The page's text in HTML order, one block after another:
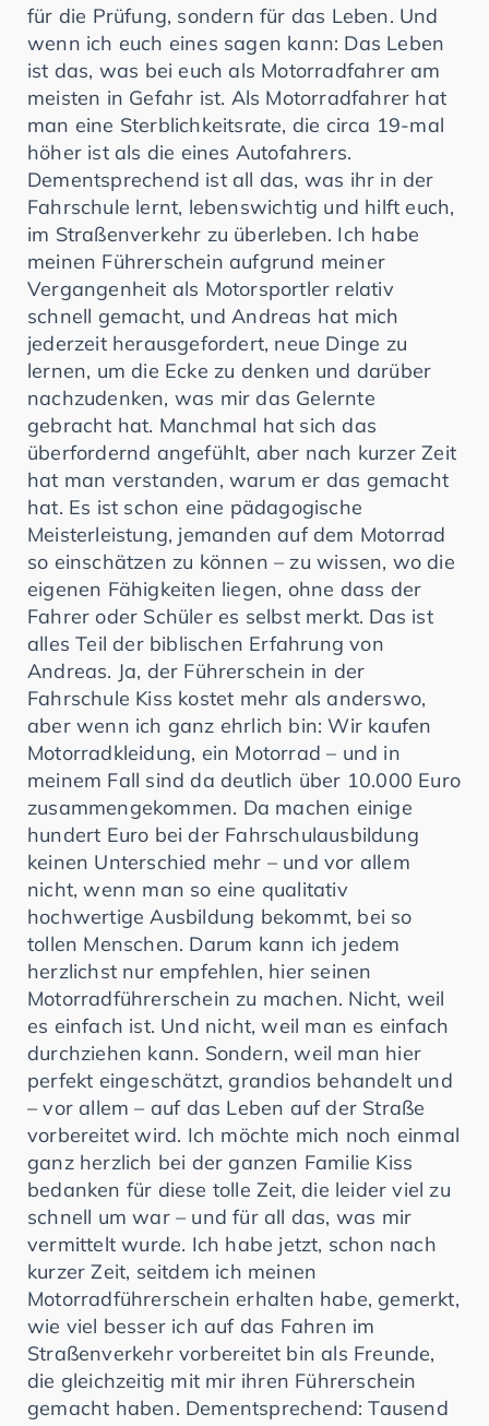
für die Prüfung, sondern für das Leben. Und
wenn ich euch eines sagen kann: Das Leben
ist das, was bei euch als Motorradfahrer am
meisten in Gefahr ist. Als Motorradfahrer hat
man eine Sterblichkeitsrate, die circa 19-mal
höher ist als die eines Autofahrers.
Dementsprechend ist all das, was ihr in der
Fahrschule lernt, lebenswichtig und hilft euch,
im Straßenverkehr zu überleben. Ich habe
meinen Führerschein aufgrund meiner
Vergangenheit als Motorsportler relativ
schnell gemacht, und Andreas hat mich
jederzeit herausgefordert, neue Dinge zu
lernen, um die Ecke zu denken und darüber
nachzudenken, was mir das Gelernte
gebracht hat. Manchmal hat sich das
überfordernd angefühlt, aber nach kurzer Zeit
hat man verstanden, warum er das gemacht
hat. Es ist schon eine pädagogische
Meisterleistung, jemanden auf dem Motorrad
so einschätzen zu können – zu wissen, wo die
eigenen Fähigkeiten liegen, ohne dass der
Fahrer oder Schüler es selbst merkt. Das ist
alles Teil der biblischen Erfahrung von
Andreas. Ja, der Führerschein in der
Fahrschule Kiss kostet mehr als anderswo,
aber wenn ich ganz ehrlich bin: Wir kaufen
Motorradkleidung, ein Motorrad – und in
meinem Fall sind da deutlich über 10.000 Euro
zusammengekommen. Da machen einige
hundert Euro bei der Fahrschulausbildung
keinen Unterschied mehr – und vor allem
nicht, wenn man so eine qualitativ
hochwertige Ausbildung bekommt, bei so
tollen Menschen. Darum kann ich jedem
herzlichst nur empfehlen, hier seinen
Motorradführerschein zu machen. Nicht, weil
es einfach ist. Und nicht, weil man es einfach
durchziehen kann. Sondern, weil man hier
perfekt eingeschätzt, grandios behandelt und
– vor allem – auf das Leben auf der Straße
vorbereitet wird. Ich möchte mich noch einmal
ganz herzlich bei der ganzen Familie Kiss
bedanken für diese tolle Zeit, die leider viel zu
schnell um war – und für all das, was mir
vermittelt wurde. Ich habe jetzt, schon nach
kurzer Zeit, seitdem ich meinen
Motorradführerschein erhalten habe, gemerkt,
wie viel besser ich auf das Fahren im
Straßenverkehr vorbereitet bin als Freunde,
die gleichzeitig mit mir ihren Führerschein
gemacht haben. Dementsprechend: Tausend